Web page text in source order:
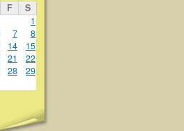
F
S
1
7
8
14
15
21
22
28
29